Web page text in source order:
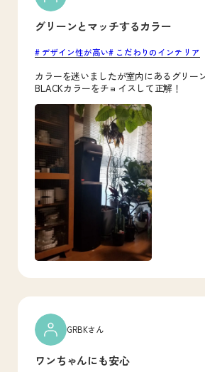
グリーンとマッチするカラー
デザイン性が高い こだわりのインテリア
カラーを迷いましたが室内にあるグリー
BLACKカラーをチョイスして正解！
ワンちゃんにも安心
GRBKさん